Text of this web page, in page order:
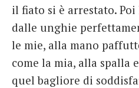
il fiato si è arrestato.
dalle unghie
le mie, alla mano
come la mia, alla spalla
quel bagliore di